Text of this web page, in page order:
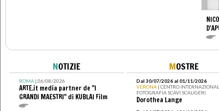
NOTIZIE
ROMA| 06/08/2026
ARTE.it media partner de "I
GRANDI MAESTRI" di KUBLAI Film
MOSTRE
Dal 30/07/2026 al 01/11/2026
VERONA | CENTRO
FOTOGRAFIA SCAVI SCALIGERI
Dorothea Lange